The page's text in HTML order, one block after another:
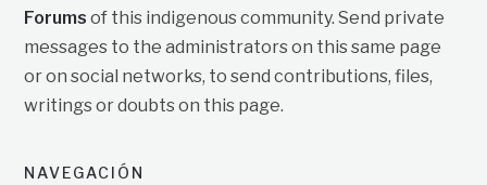
Forums of this indigenous community. Send private
messages to the administrators on this same page
or on social networks, to send contributions, files,
writings or doubts on this page.
NAVEGACIÓN